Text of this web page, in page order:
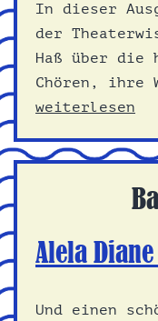
In dieser
der
Haß über die
Chören, ihre
Chöre
nicht
Ulrike
weiterlesen
Alela Diane
Und einen